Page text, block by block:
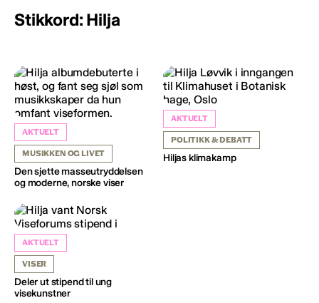
Stikkord: Hilja
AKTUELT
MUSIKKEN OG LIVET
Den sjette masseutryddelsen
og moderne, norske viser
AKTUELT
POLITIKK & DEBATT
Hiljas klimakamp
AKTUELT
VISER
Deler ut stipend til ung
visekunstner